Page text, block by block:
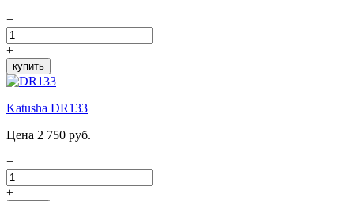
−
+
купить
Katusha DR133
Цена 2 750 руб.
−
+